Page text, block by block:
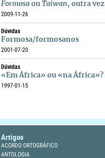
Formosa ou Taiwan, outra vez
2009-11-26
Dúvidas
Formosa/formosanos
2001-07-20
Dúvidas
«Em África» ou «na África»?
1997-01-15
Artigos
ACORDO ORTOGRÁFICO
ANTOLOGIA